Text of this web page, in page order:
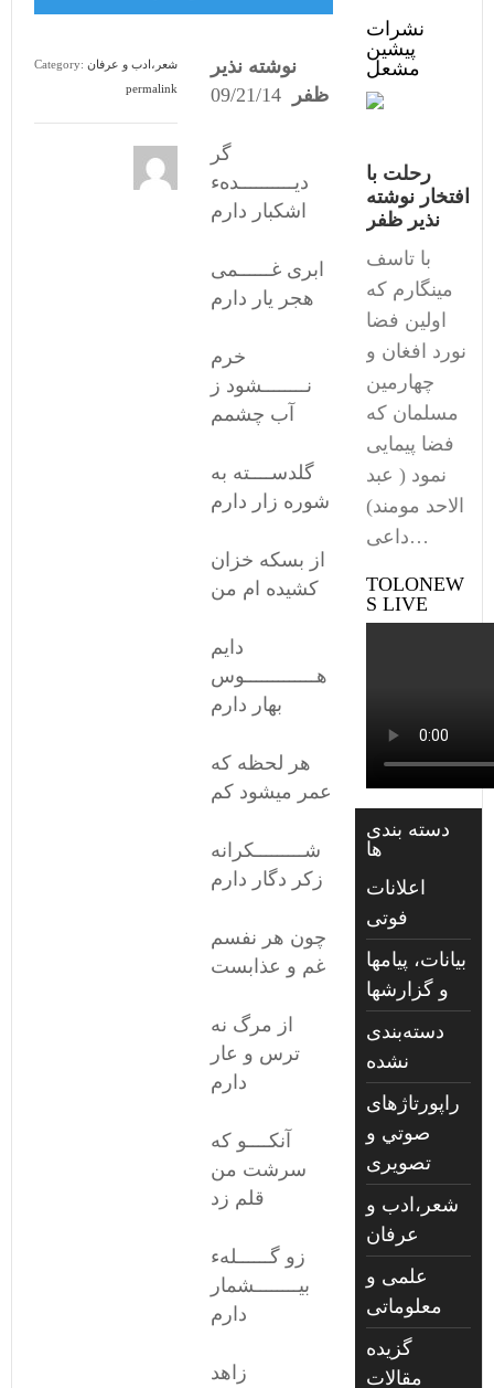
Category: شعر،ادب و عرفان
permalink
نوشته نذیر
ظفر
گر
دیــــــــــدهء
اشکبار دارم
ابری غــــــمی
هجر یار دارم
خرم
نــــــــشود ز
آب چشمم
گلدســــته به
شوره زار دارم
از بسکه خزان
کشیده ام من
دایم
هـــــــــــــوس
بهار دارم
هر لحظه که
عمر میشود کم
شـــــــــکرانه
زکر دگار دارم
چون هر نفسم
غم و عذابست
از مرگ نه
ترس و عار
دارم
آنکــــو که
سرشت من
قلم زد
زو گــــــلهء
بیــــــــشمار
دارم
زاهد
نشرات
پیشین
مشعل
رحلت با
افتخار نوشته
نذیر ظفر
با تاسف
مینگارم که
اولین فضا
نورد افغان و
چهارمین
مسلمان که
فضا پیمایی
نمود ( عبد
الاحد مومند)
داعی…
TOLONEW
S LIVE
دسته بندی
ها
اعلانات
فوتی
بیانات، پیامها
و گزارشها
دسته‌بندی
نشده
راپورتاژهای
صوتي و
تصويری
شعر،ادب و
عرفان
علمی و
معلوماتی
گزیده
مقالات